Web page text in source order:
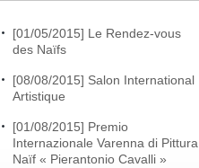
[01/05/2015] Le Rendez-vous
des Naïfs
[08/08/2015] Salon International
Artistique
[01/08/2015] Premio
Internazionale Varenna di Pittura
Naïf « Pierantonio Cavalli »